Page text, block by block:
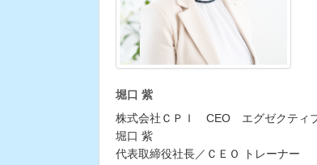
堀口 紫
株式会社ＣＰＩ CEO エグゼクティ
堀口 紫
代表取締役社長／ＣＥＯ トレーナー